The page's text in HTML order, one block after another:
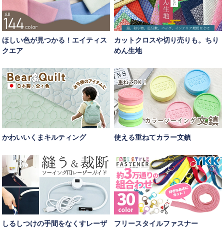
ほしい色が見つかる！エイティス
クエア
カットクロスや切り売りも。ちり
めん生地
かわいいくまキルティング 使える重ねてカラー文鎮
しるしつけの手間をなくすレーザ
フリースタイルファスナー